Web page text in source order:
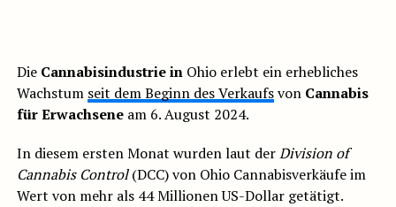
Die Cannabisindustrie inOhio erlebt ein erhebliches
Wachstum seit dem Beginn des Verkaufsvon Cannabis
für Erwachseneam 6. August 2024.
In diesem ersten Monat wurden laut derDivision of
Cannabis Control(DCC) von Ohio Cannabisverkäufe im
Wert von mehr als 44 Millionen US-Dollar getätigt.